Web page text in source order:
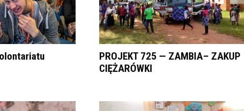
PROJEKT 725 — ZAMBIA– ZAKUP
CIĘŻARÓWKI